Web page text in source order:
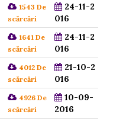
1543 De
scărcări
24-11-2
016
1641 De
scărcări
24-11-2
016
4012 De
scărcări
21-10-2
016
4926 De
scărcări
10-09-
2016